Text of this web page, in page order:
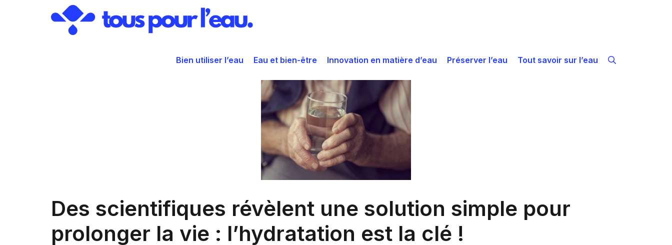
Bien utiliser l’eau Eau et bien-être Innovation en matière d’eau Préserver l’eau Tout savoir sur l’eau
Des scientifiques révèlent une solution simple pour
prolonger la vie : l’hydratation est la clé !